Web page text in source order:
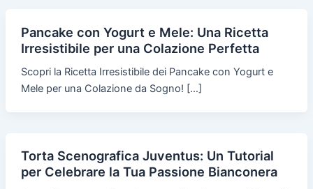
Pancake con Yogurt e Mele: Una Ricetta
Irresistibile per una Colazione Perfetta
Scopri la Ricetta Irresistibile dei Pancake con Yogurt e
Mele per una Colazione da Sogno! […]
Torta Scenografica Juventus: Un Tutorial
per Celebrare la Tua Passione Bianconera